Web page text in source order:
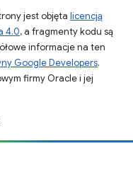
jest objęta licencją
4.0, a fragmenty kodu są
informacje na ten
Google Developers.
firmy Oracle i jej